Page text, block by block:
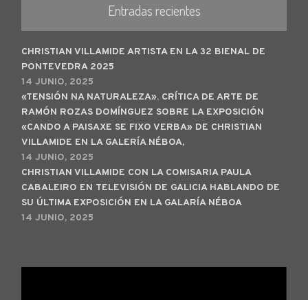
Entradas recientes
CHRISTIAN VILLAMIDE ARTISTA EN LA 32 BIENAL DE
PONTEVEDRA 2025
14 JUNIO, 2025
«TENSIÓN NA NATURALEZA». CRÍTICA DE ARTE DE
RAMÓN ROZAS DOMÍNGUEZ SOBRE LA EXPOSICIÓN
«CANDO A PAISAXE SE FIXO VERBA» DE CHRISTIAN
VILLAMIDE EN LA GALERÍA NÉBOA,
14 JUNIO, 2025
CHRISTIAN VILLAMIDE CON LA COMISARIA PAULA
CABALEIRO EN TELEVISIÓN DE GALICIA HABLANDO DE
SU ÚLTIMA EXPOSICIÓN EN LA GALARÍA NÉBOA
14 JUNIO, 2025